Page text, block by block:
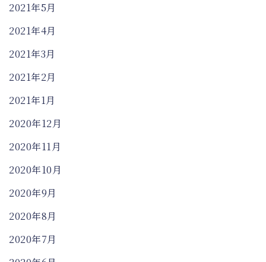
2021年5月
2021年4月
2021年3月
2021年2月
2021年1月
2020年12月
2020年11月
2020年10月
2020年9月
2020年8月
2020年7月